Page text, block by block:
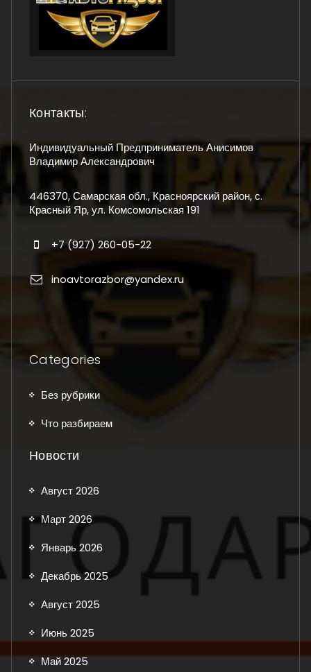
Контакты:
Индивидуальный Предприниматель Анисимов
Владимир Александрович
446370, Самарская обл., Красноярский район, с.
Красный Яр, ул. Комсомольская 191
+7 (927) 260-05-22
inoavtorazbor@yandex.ru
Categories
Без рубрики
Что разбираем
Новости
Август 2026
Март 2026
Январь 2026
Декабрь 2025
Август 2025
Июнь 2025
Май 2025